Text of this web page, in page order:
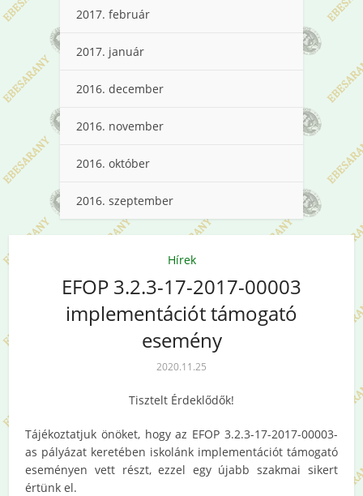
2017. február
2017. január
2016. december
2016. november
2016. október
2016. szeptember
Hírek
EFOP 3.2.3-17-2017-00003
implementációt támogató
esemény
2020.11.25
Tisztelt Érdeklődők!
Tájékoztatjuk önöket, hogy az EFOP 3.2.3-17-2017-00003-
as pályázat keretében iskolánk implementációt támogató
eseményen vett részt, ezzel egy újabb szakmai sikert
értünk el.